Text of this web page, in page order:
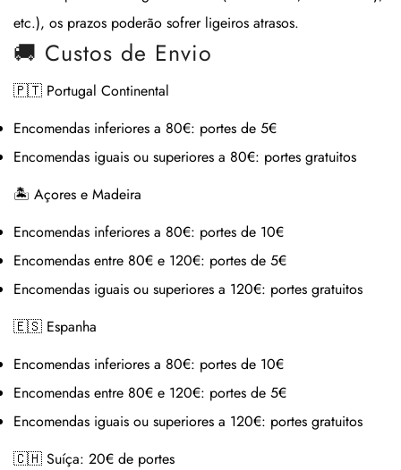
etc.), os prazos poderão sofrer ligeiros atrasos.
🚚 Custos de Envio
🇵🇹 Portugal Continental
Encomendas inferiores a 80€: portes de 5€
Encomendas iguais ou superiores a 80€: portes gratuitos
🏝 Açores e Madeira
Encomendas inferiores a 80€: portes de 10€
Encomendas entre 80€ e 120€: portes de 5€
Encomendas iguais ou superiores a 120€: portes gratuitos
🇪🇸 Espanha
Encomendas inferiores a 80€: portes de 10€
Encomendas entre 80€ e 120€: portes de 5€
Encomendas iguais ou superiores a 120€: portes gratuitos
🇨🇭 Suíça: 20€ de portes